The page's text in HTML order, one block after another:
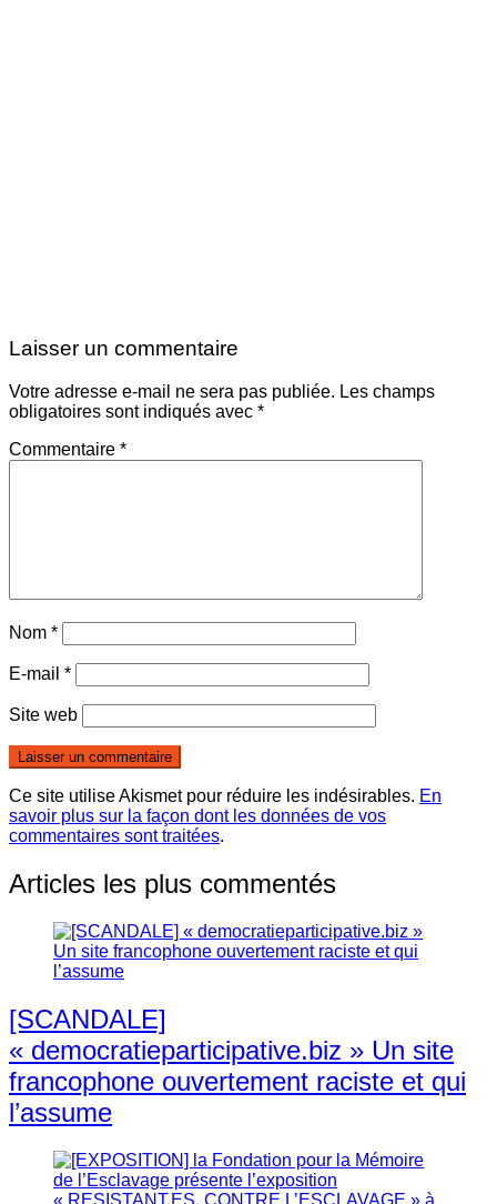
Laisser un commentaire
Votre adresse e-mail ne sera pas publiée. Les champs
obligatoires sont indiqués avec *
Commentaire *
Nom *
E-mail *
Site web
Ce site utilise Akismet pour réduire les indésirables. En
savoir plus sur la façon dont les données de vos
commentaires sont traitées.
Articles les plus commentés
[SCANDALE]
« democratieparticipative.biz » Un site
francophone ouvertement raciste et qui
l’assume